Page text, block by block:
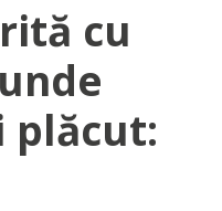
cu
plăcut: